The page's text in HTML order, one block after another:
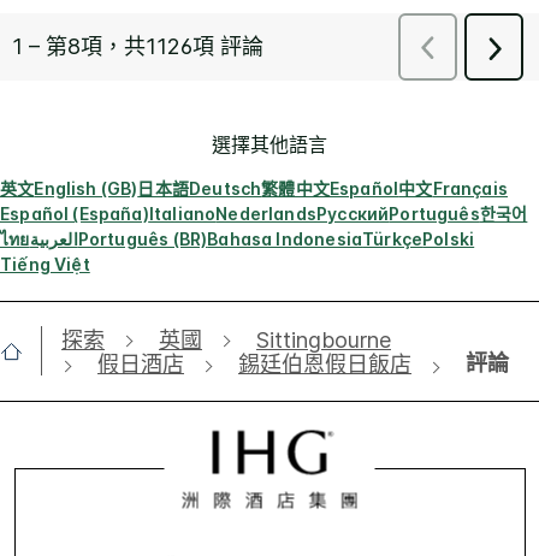
選擇其他語言
英文English (GB)日本語Deutsch繁體中文Español中文Français
Español (España)ItalianoNederlandsРусскийPortuguês한국어
ไทยالعربيةPortuguês (BR)Bahasa IndonesiaTürkçePolski
Tiếng Việt
探索 英國
Sittingbourne
假日酒店
錫廷伯恩假日飯店 評論